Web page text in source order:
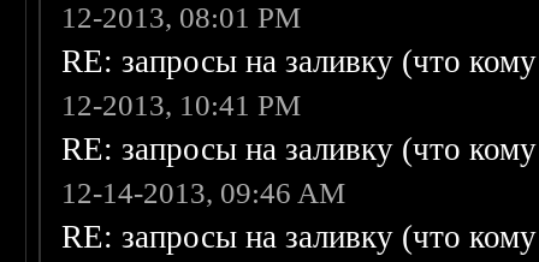
12-2013, 08:01 PM
RE: запросы на заливку (что
12-2013, 10:41 PM
RE: запросы на заливку (что
12-14-2013, 09:46 AM
RE: запросы на заливку (что